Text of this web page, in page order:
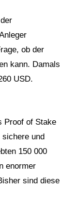
ob der
kann. Damals
USD.
Proof of Stake
und
150 000
enormer
sind diese